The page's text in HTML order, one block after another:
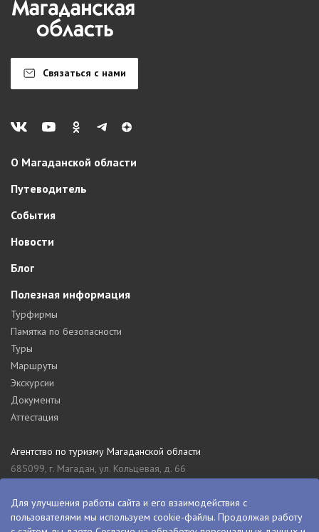
Связаться с нами
О Магаданской области
Путеводитель
События
Новости
Блог
Полезная информация
Турфирмы
Памятка по безопасности
Туры
Маршруты
Экскурсии
Документы
Аттестация
Агентство по туризму Магаданской области
685099, г. Магадан, ул. Кольцевая, д. 66
8 (4132) 61-76-67
Туристский информационный центр Магаданской области
Для улучшения работы сайта и его взаимодействия с
пользователями мы используем cookie-файлы. Продолжая работу